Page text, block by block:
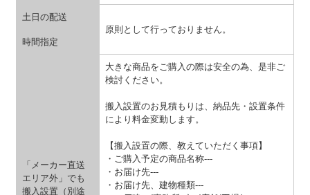
土日の配送
原則として行っておりません。
時間指定
「メーカー直送
エリア外」でも
搬入設置（別途
大きな商品をご購入の際は安全の為、是非ご
検討ください。
搬入設置のお見積もりは、納品先・設置条件
により料金変動します。
【搬入設置の際、教えていただく事項】
・ご購入予定の商品名称---
・お届け先---
・お届け先、建物種類---